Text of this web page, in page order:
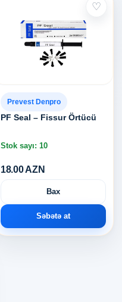
♡
Prevest Denpro
PF Seal – Fissur Örtücü
Stok sayı: 10
18.00 AZN
Bax
Səbətə at